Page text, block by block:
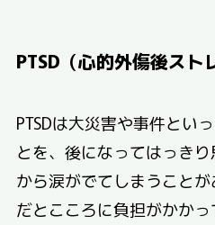
PTSD（心的外傷後スト
PTSDは大災害や事件とい
とを、後になってはっき
から涙がでてしまうこと
だとこころに負担がかかっ